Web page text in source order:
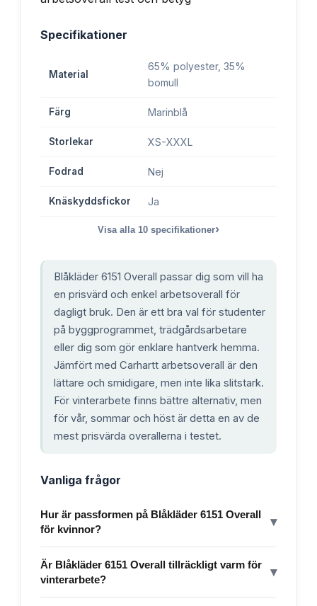
Specifikationer
Material
65% polyester, 35%
bomull
Färg Marinblå
Storlekar XS-XXXL
Fodrad Nej
Knäskyddsfickor Ja
Visa alla 10 specifikationer›
Blåkläder 6151 Overall passar dig som vill ha
en prisvärd och enkel arbetsoverall för
dagligt bruk. Den är ett bra val för studenter
på byggprogrammet, trädgårdsarbetare
eller dig som gör enklare hantverk hemma.
Jämfört med Carhartt arbetsoverall är den
lättare och smidigare, men inte lika slitstark.
För vinterarbete finns bättre alternativ, men
för vår, sommar och höst är detta en av de
mest prisvärda overallerna i testet.
Vanliga frågor
Hur är passformen på Blåkläder 6151 Overall
för kvinnor?
▾
Är Blåkläder 6151 Overall tillräckligt varm för
vinterarbete?
▾